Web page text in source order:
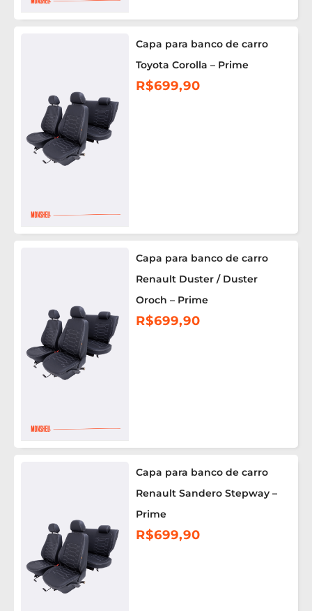
Capa para banco de carro
Toyota Corolla – Prime
R$699,90
Capa para banco de carro
Renault Duster / Duster
Oroch – Prime
R$699,90
Capa para banco de carro
Renault Sandero Stepway –
Prime
R$699,90